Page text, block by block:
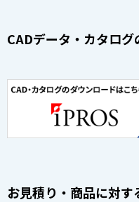
CADデータ・カタロ
お見積り・商品に対す